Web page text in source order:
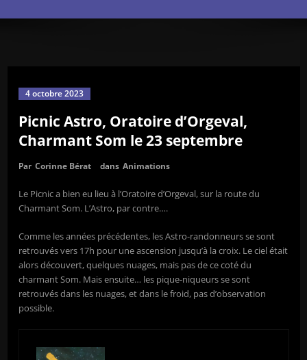
4 octobre 2023
Picnic Astro, Oratoire d’Orgeval,
Charmant Som le 23 septembre
Par Corinne Bérat dans Animations
Le Picnic a bien eu lieu à l’Oratoire d’Orgeval, sur la route du
Charmant Som. L’Astro, par contre….
Comme les années précédentes, les Astro-randonneurs se sont
retrouvés vers 17h pour une ascension jusqu’à la croix. Le ciel était
alors découvert, quelques nuages, mais pas de ce coté du
charmant Som. Mais ensuite… les pique-niqueurs se sont
retrouvés dans les nuages, et dans le froid, pas d’observation
possible.